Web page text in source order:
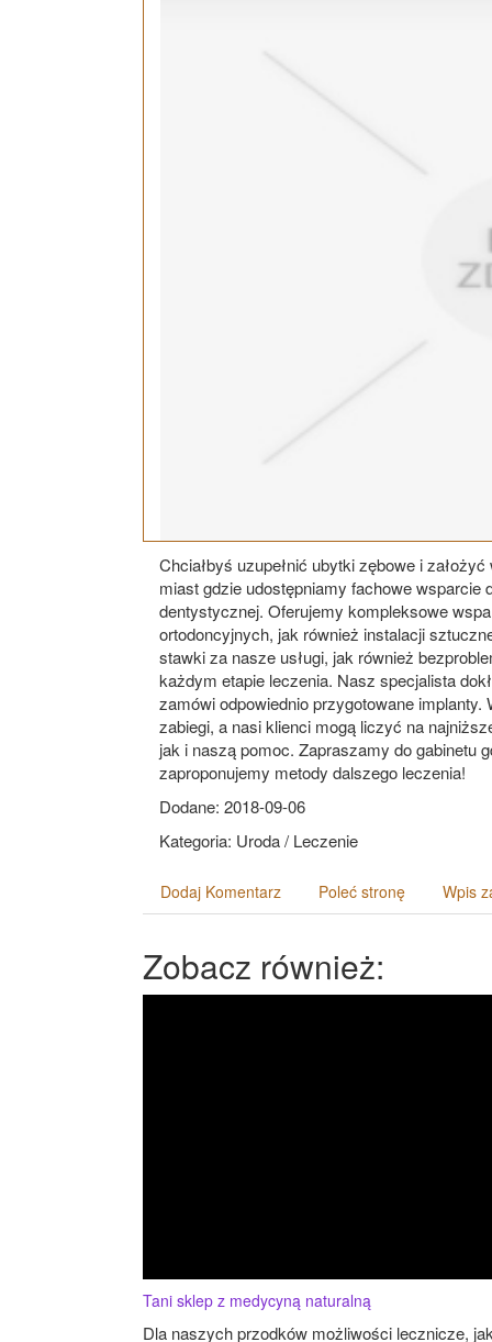
Chciałbyś uzupełnić ubytki zębowe i
miast gdzie udostępniamy fachowe
dentystycznej. Oferujemy kompleksowe
ortodoncyjnych, jak również instalacji
stawki za nasze usługi, jak również
każdym etapie leczenia. Nasz specjalista
zamówi odpowiednio przygotowane
zabiegi, a nasi klienci mogą liczyć na
jak i naszą pomoc. Zapraszamy do gabinetu
zaproponujemy metody dalszego leczenia!
Dodane: 2018-09-06
Kategoria: Uroda / Leczenie
Dodaj Komentarz Poleć stronę Wpis
Zobacz również:
Tani sklep z medycyną naturalną
Dla naszych przodków możliwości lecznicze,